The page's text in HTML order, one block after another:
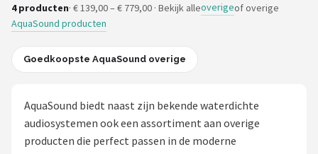
Merken
Blog
Sonos
JBL
4 producten· € 139,00 – € 779,00 · Bekijk alleoverigeof overige
AquaSound producten
Goedkoopste AquaSound overige
AquaSound biedt naast zijn bekende waterdichte
audiosystemen ook een assortiment aan overige
producten die perfect passen in de moderne